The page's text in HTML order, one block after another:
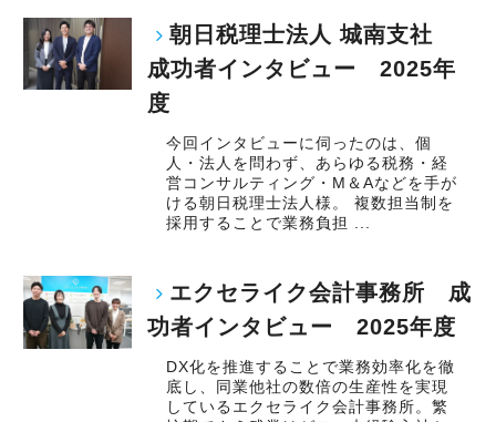
朝日税理士法人 城南支社
成功者インタビュー 2025年
度
今回インタビューに伺ったのは、個
人・法人を問わず、あらゆる税務・経
営コンサルティング・M＆Aなどを手が
ける朝日税理士法人様。 複数担当制を
採用することで業務負担 ...
エクセライク会計事務所 成
功者インタビュー 2025年度
DX化を推進することで業務効率化を徹
底し、同業他社の数倍の生産性を実現
しているエクセライク会計事務所。繁